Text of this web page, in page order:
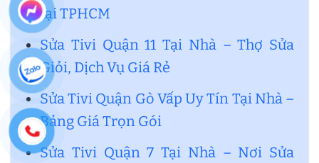
tại TPHCM
Sửa Tivi Quận 11 Tại Nhà – Thợ Sửa
Giỏi, Dịch Vụ Giá Rẻ
Sửa Tivi Quận Gò Vấp Uy Tín Tại Nhà –
Bảng Giá Trọn Gói
Sửa Tivi Quận 7 Tại Nhà – Nơi Sửa